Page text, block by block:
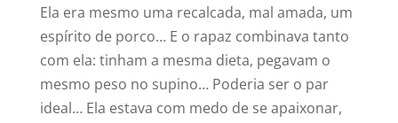
Ela era mesmo uma recalcada, mal amada, um
espírito de porco… E o rapaz combinava tanto
com ela: tinham a mesma dieta, pegavam o
mesmo peso no supino… Poderia ser o par
ideal… Ela estava com medo de se apaixonar,